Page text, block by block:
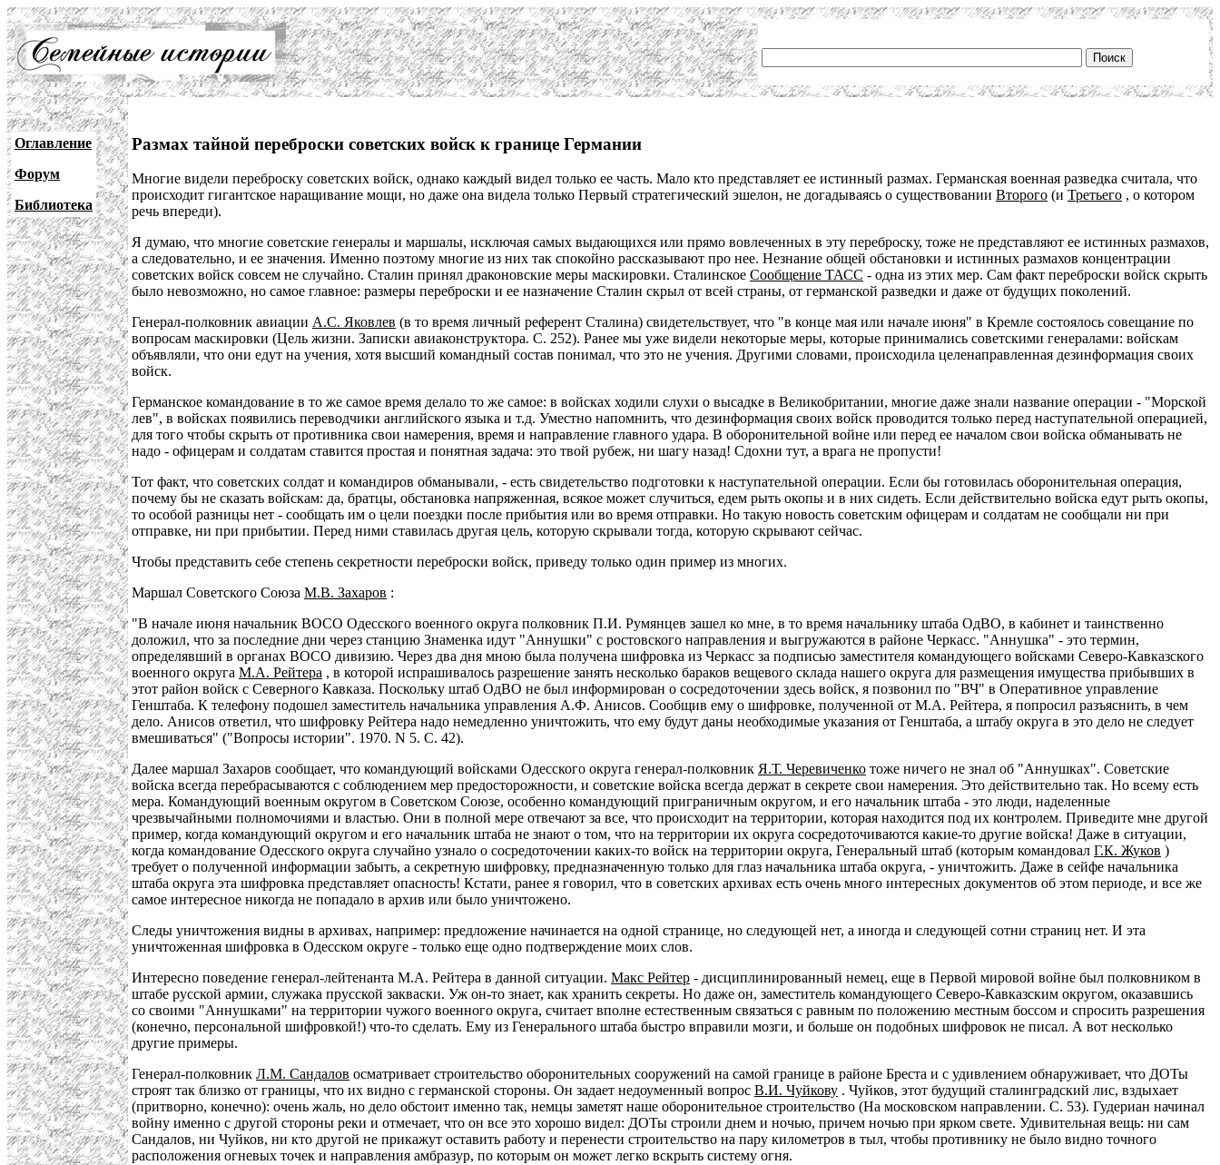
Оглавление
Форум
Библиотека
Размах тайной переброски советских войск к границе Германии
Многие видели переброску советских войск, однако каждый видел только ее часть. Мало кто представляет ее истинный размах. Германская военная разведка считала, что
происходит гигантское наращивание мощи, но даже она видела только Первый стратегический эшелон, не догадываясь о существовании Второго (и Третьего , о котором
речь впереди).
Я думаю, что многие советские генералы и маршалы, исключая самых выдающихся или прямо вовлеченных в эту переброску, тоже не представляют ее истинных размахов,
а следовательно, и ее значения. Именно поэтому многие из них так спокойно рассказывают про нее. Незнание общей обстановки и истинных размахов концентрации
советских войск совсем не случайно. Сталин принял драконовские меры маскировки. Сталинское Сообщение ТАСС - одна из этих мер. Сам факт переброски войск скрыть
было невозможно, но самое главное: размеры переброски и ее назначение Сталин скрыл от всей страны, от германской разведки и даже от будущих поколений.
Генерал-полковник авиации А.С. Яковлев (в то время личный референт Сталина) свидетельствует, что "в конце мая или начале июня" в Кремле состоялось совещание по
вопросам маскировки (Цель жизни. Записки авиаконструктора. С. 252). Ранее мы уже видели некоторые меры, которые принимались советскими генералами: войскам
объявляли, что они едут на учения, хотя высший командный состав понимал, что это не учения. Другими словами, происходила целенаправленная дезинформация своих
войск.
Германское командование в то же самое время делало то же самое: в войсках ходили слухи о высадке в Великобритании, многие даже знали название операции - "Морской
лев", в войсках появились переводчики английского языка и т.д. Уместно напомнить, что дезинформация своих войск проводится только перед наступательной операцией,
для того чтобы скрыть от противника свои намерения, время и направление главного удара. В оборонительной войне или перед ее началом свои войска обманывать не
надо - офицерам и солдатам ставится простая и понятная задача: это твой рубеж, ни шагу назад! Сдохни тут, а врага не пропусти!
Тот факт, что советских солдат и командиров обманывали, - есть свидетельство подготовки к наступательной операции. Если бы готовилась оборонительная операция,
почему бы не сказать войскам: да, братцы, обстановка напряженная, всякое может случиться, едем рыть окопы и в них сидеть. Если действительно войска едут рыть окопы,
то особой разницы нет - сообщать им о цели поездки после прибытия или во время отправки. Но такую новость советским офицерам и солдатам не сообщали ни при
отправке, ни при прибытии. Перед ними ставилась другая цель, которую скрывали тогда, которую скрывают сейчас.
Чтобы представить себе степень секретности переброски войск, приведу только один пример из многих.
Маршал Советского Союза М.В. Захаров :
"В начале июня начальник ВОСО Одесского военного округа полковник П.И. Румянцев зашел ко мне, в то время начальнику штаба ОдВО, в кабинет и таинственно
доложил, что за последние дни через станцию Знаменка идут "Аннушки" с ростовского направления и выгружаются в районе Черкасс. "Аннушка" - это термин,
определявший в органах ВОСО дивизию. Через два дня мною была получена шифровка из Черкасс за подписью заместителя командующего войсками Северо-Кавказского
военного округа М.А. Рейтера , в которой испрашивалось разрешение занять несколько бараков вещевого склада нашего округа для размещения имущества прибывших в
этот район войск с Северного Кавказа. Поскольку штаб ОдВО не был информирован о сосредоточении здесь войск, я позвонил по "ВЧ" в Оперативное управление
Генштаба. К телефону подошел заместитель начальника управления А.Ф. Анисов. Сообщив ему о шифровке, полученной от М.А. Рейтера, я попросил разъяснить, в чем
дело. Анисов ответил, что шифровку Рейтера надо немедленно уничтожить, что ему будут даны необходимые указания от Генштаба, а штабу округа в это дело не следует
вмешиваться" ("Вопросы истории". 1970. N 5. С. 42).
Далее маршал Захаров сообщает, что командующий войсками Одесского округа генерал-полковник Я.Т. Черевиченко тоже ничего не знал об "Аннушках". Советские
войска всегда перебрасываются с соблюдением мер предосторожности, и советские войска всегда держат в секрете свои намерения. Это действительно так. Но всему есть
мера. Командующий военным округом в Советском Союзе, особенно командующий приграничным округом, и его начальник штаба - это люди, наделенные
чрезвычайными полномочиями и властью. Они в полной мере отвечают за все, что происходит на территории, которая находится под их контролем. Приведите мне другой
пример, когда командующий округом и его начальник штаба не знают о том, что на территории их округа сосредоточиваются какие-то другие войска! Даже в ситуации,
когда командование Одесского округа случайно узнало о сосредоточении каких-то войск на территории округа, Генеральный штаб (которым командовал Г.К. Жуков )
требует о полученной информации забыть, а секретную шифровку, предназначенную только для глаз начальника штаба округа, - уничтожить. Даже в сейфе начальника
штаба округа эта шифровка представляет опасность! Кстати, ранее я говорил, что в советских архивах есть очень много интересных документов об этом периоде, и все же
самое интересное никогда не попадало в архив или было уничтожено.
Следы уничтожения видны в архивах, например: предложение начинается на одной странице, но следующей нет, а иногда и следующей сотни страниц нет. И эта
уничтоженная шифровка в Одесском округе - только еще одно подтверждение моих слов.
Интересно поведение генерал-лейтенанта М.А. Рейтера в данной ситуации. Макс Рейтер - дисциплинированный немец, еще в Первой мировой войне был полковником в
штабе русской армии, служака прусской закваски. Уж он-то знает, как хранить секреты. Но даже он, заместитель командующего Северо-Кавказским округом, оказавшись
со своими "Аннушками" на территории чужого военного округа, считает вполне естественным связаться с равным по положению местным боссом и спросить разрешения
(конечно, персональной шифровкой!) что-то сделать. Ему из Генерального штаба быстро вправили мозги, и больше он подобных шифровок не писал. А вот несколько
другие примеры.
Генерал-полковник Л.М. Сандалов осматривает строительство оборонительных сооружений на самой границе в районе Бреста и с удивлением обнаруживает, что ДОТы
строят так близко от границы, что их видно с германской стороны. Он задает недоуменный вопрос В.И. Чуйкову . Чуйков, этот будущий сталинградский лис, вздыхает
(притворно, конечно): очень жаль, но дело обстоит именно так, немцы заметят наше оборонительное строительство (На московском направлении. С. 53). Гудериан начинал
войну именно с другой стороны реки и отмечает, что он все это хорошо видел: ДОТы строили днем и ночью, причем ночью при ярком свете. Удивительная вещь: ни сам
Сандалов, ни Чуйков, ни кто другой не прикажут оставить работу и перенести строительство на пару километров в тыл, чтобы противнику не было видно точного
расположения огневых точек и направления амбразур, по которым он может легко вскрыть систему огня.